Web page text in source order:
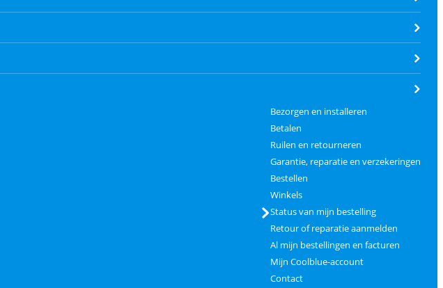
Bezorgen en installeren
Betalen
Ruilen en retourneren
Garantie, reparatie en verzekeringen
Bestellen
Winkels
Status van mijn bestelling
Retour of reparatie aanmelden
Al mijn bestellingen en facturen
Mijn Coolblue-account
Contact